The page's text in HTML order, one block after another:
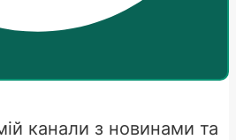
канали з новинами та